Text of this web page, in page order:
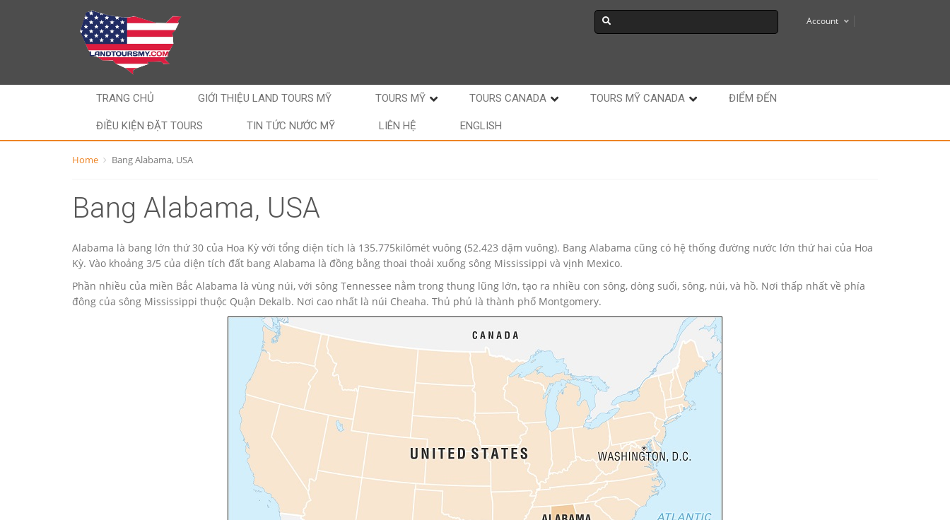
Account
TRANG CHỦ GIỚI THIỆU LAND TOURS MỸ TOURS MỸ TOURS CANADA TOURS MỸ CANADA ĐIỂM ĐẾN
ĐIỀU KIỆN ĐẶT TOURS TIN TỨC NƯỚC MỸ LIÊN HỆ ENGLISH
Home Bang Alabama, USA
Bang Alabama, USA
Alabama là bang lớn thứ 30 của Hoa Kỳ với tổng diện tích là 135.775kilômét vuông (52.423 dặm vuông). Bang Alabama cũng có hệ thống đường nước lớn thứ hai của Hoa
Kỳ. Vào khoảng 3/5 của diện tích đất bang Alabama là đồng bằng thoai thoải xuống sông Mississippi và vịnh Mexico.
Phần nhiều của miền Bắc Alabama là vùng núi, với sông Tennessee nằm trong thung lũng lớn, tạo ra nhiều con sông, dòng suối, sông, núi, và hồ. Nơi thấp nhất về phía
đông của sông Mississippi thuộc Quận Dekalb. Nơi cao nhất là núi Cheaha. Thủ phủ là thành phố Montgomery.